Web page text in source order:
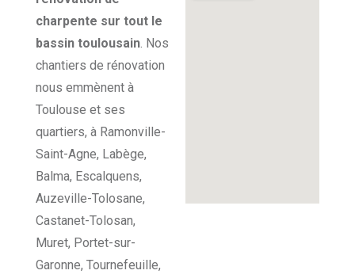
charpente sur tout le
bassin toulousain. Nos
chantiers de rénovation
nous emmènent à
Toulouse et ses
quartiers, à Ramonville-
Saint-Agne, Labège,
Balma, Escalquens,
Auzeville-Tolosane,
Castanet-Tolosan,
Muret, Portet-sur-
Garonne, Tournefeuille,